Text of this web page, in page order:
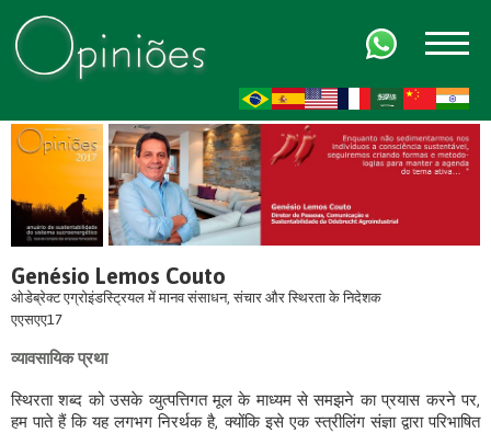
Genésio Lemos Couto
ओडेब्रेक्ट एग्रोइंडस्ट्रियल में मानव संसाधन, संचार और स्थिरता के निदेशक
एएसएए17
व्यावसायिक प्रथा
स्थिरता शब्द को उसके व्युत्पत्तिगत मूल के माध्यम से समझने का प्रयास करने पर,
हम पाते हैं कि यह लगभग निरर्थक है, क्योंकि इसे एक स्त्रीलिंग संज्ञा द्वारा परिभाषित